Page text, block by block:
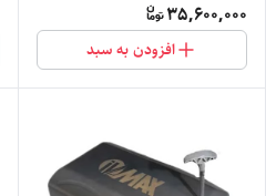
35,600,000
افزودن به سبد